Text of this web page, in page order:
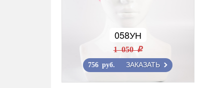
058УН
1 050 r
756 руб. ЗАКАЗАТЬ